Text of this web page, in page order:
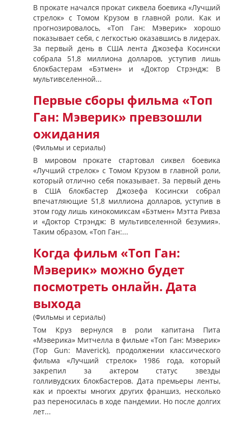
В прокате начался прокат сиквела боевика «Лучший
стрелок» с Томом Крузом в главной роли. Как и
прогнозировалось, «Топ Ган: Мэверик» хорошо
показывает себя, с легкостью оказавшись в лидерах.
За первый день в США лента Джозефа Косински
собрала 51,8 миллиона долларов, уступив лишь
блокбастерам «Бэтмен» и «Доктор Стрэндж: В
мультивселенной...
Первые сборы фильма «Топ
Ган: Мэверик» превзошли
ожидания
(Фильмы и сериалы)
В мировом прокате стартовал сиквел боевика
«Лучший стрелок» с Томом Крузом в главной роли,
который отлично себя показывает. За первый день
в США блокбастер Джозефа Косински собрал
впечатляющие 51,8 миллиона долларов, уступив в
этом году лишь кинокомиксам «Бэтмен» Мэтта Ривза
и «Доктор Стрэндж: В мультивселенной безумия».
Таким образом, «Топ Ган:...
Когда фильм «Топ Ган:
Мэверик» можно будет
посмотреть онлайн. Дата
выхода
(Фильмы и сериалы)
Том Круз вернулся в роли капитана Пита
«Мэверика» Митчелла в фильме «Топ Ган: Мэверик»
(Top Gun: Maverick), продолжении классического
фильма «Лучший стрелок» 1986 года, который
закрепил за актером статус звезды
голливудских блокбастеров. Дата премьеры ленты,
как и проекты многих других франшиз, несколько
раз переносилась в ходе пандемии. Но после долгих
лет...